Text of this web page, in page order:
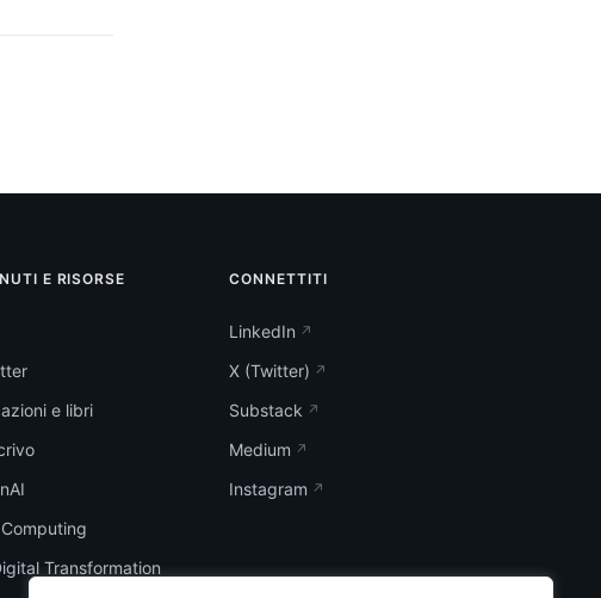
E RISORSE
e libri
Transformation
CONNETTITI
LinkedIn
X (Twitter)
Substack
Medium
Instagram